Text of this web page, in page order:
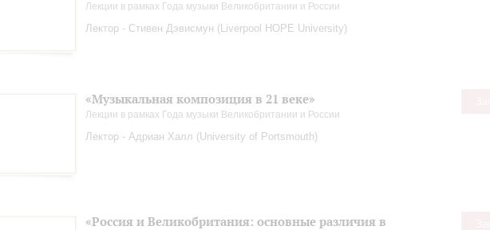
Лекции в рамках Года музыки Великобритании и России
Лектор - Стивен Дэвисмун (Liverpool HOPE University)
«Музыкальная композиция в 21 веке»
Лекции в рамках Года музыки Великобритании и России
Лектор - Адриан Халл (University of Portsmouth)
«Россия и Великобритания: основные различия в